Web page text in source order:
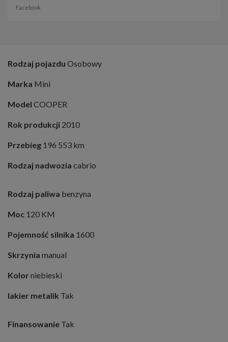
Facebook
Rodzaj pojazdu Osobowy
Marka Mini
Model COOPER
Rok produkcji 2010
Przebieg 196 553 km
Rodzaj nadwozia cabrio
Rodzaj paliwa benzyna
Moc 120 KM
Pojemność silnika 1600
Skrzynia manual
Kolor niebieski
lakier metalik Tak
Finansowanie Tak